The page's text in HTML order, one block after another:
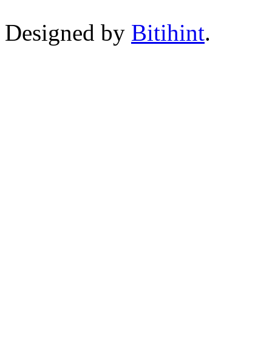
Designed by Bitihint.